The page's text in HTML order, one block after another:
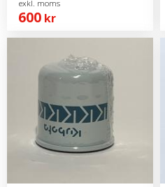
600 kr